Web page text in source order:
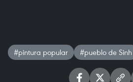
#pintura popular #pueblo de Sinh